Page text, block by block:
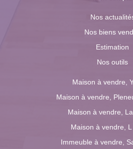
Nos
Nos biens
Estimation
Nos outils
Maison à vendre,
Maison à vendre,
Maison à vendre,
Maison à vendre,
Immeuble à vendre,